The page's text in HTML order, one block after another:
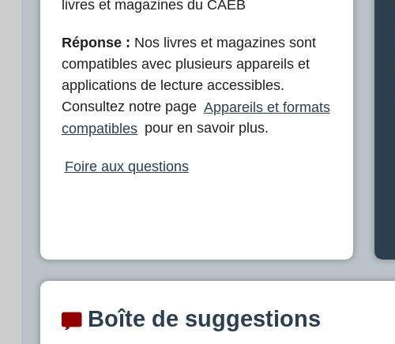
livres et magazines du CAÉB
Réponse : Nos livres et magazines sont
compatibles avec plusieurs appareils et
applications de lecture accessibles.
Consultez notre page Appareils et formats
compatibles pour en savoir plus.
Foire aux questions
Boîte de suggestions